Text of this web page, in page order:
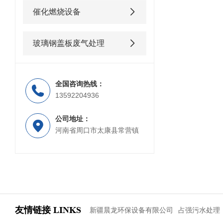
催化燃烧设备
玻璃钢盖板废气处理
全国咨询热线：
13592204936
公司地址：
河南省周口市太康县常营镇
友情链接 LINKS 新疆晨龙环保设备有限公司 占强污水处理